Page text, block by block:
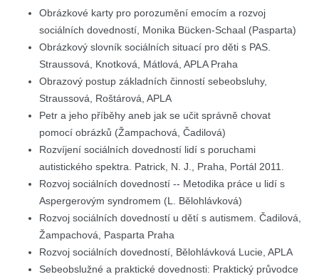
Obrázkové karty pro porozumění emocím a rozvoj
sociálních dovedností, Monika Bücken-Schaal (Pasparta)
Obrázkový slovník sociálních situací pro děti s PAS.
Straussová, Knotková, Mátlová, APLA Praha
Obrazový postup základních činností sebeobsluhy,
Straussová, Roštárová, APLA
Petr a jeho příběhy aneb jak se učit správně chovat
pomocí obrázků (Žampachová, Čadilová)
Rozvíjení sociálních dovedností lidí s poruchami
autistického spektra. Patrick, N. J., Praha, Portál 2011.
Rozvoj sociálních dovedností -- Metodika práce u lidí s
Aspergerovým syndromem (L. Bělohlávková)
Rozvoj sociálních dovedností u dětí s autismem. Čadilová,
Žampachová, Pasparta Praha
Rozvoj sociálních dovedností, Bělohlávková Lucie, APLA
Sebeobslužné a praktické dovednosti: Praktický průvodce